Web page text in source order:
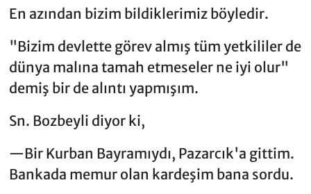
En azından bizim bildiklerimiz böyledir.
"Bizim devlette görev almış tüm yetkililer de
dünya malına tamah etmeseler ne iyi olur"
demiş bir de alıntı yapmışım.
Sn. Bozbeyli diyor ki,
—Bir Kurban Bayramıydı, Pazarcık'a gittim.
Bankada memur olan kardeşim bana sordu.